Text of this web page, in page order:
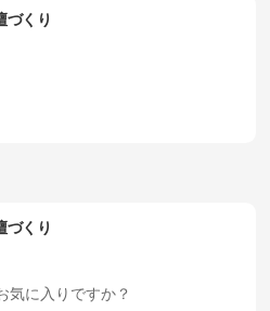
づくり
づくり
気に入りですか？